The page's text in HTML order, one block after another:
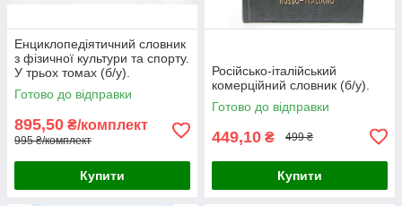
Енциклопедіятичний словник
з фізичної культури та спорту.
У трьох томах (б/у).
Готово до відправки
895,50 ₴/комплект
995 ₴/комплект
Купити
Російсько-італійський
комерційний словник (б/у).
Готово до відправки
449,10 ₴ 499 ₴
Купити